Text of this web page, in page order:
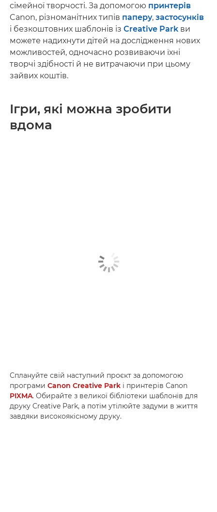
сімейної творчості. За допомогою принтерів
Canon, різноманітних типів паперу, застосунків
і безкоштовних шаблонів із Creative Park ви
можете надихнути дітей на дослідження нових
можливостей, одночасно розвиваючи їхні
творчі здібності й не витрачаючи при цьому
зайвих коштів.
Ігри, які можна зробити
вдома
Сплануйте свій наступний проєкт за допомогою
програми Canon Creative Park і принтерів Canon
PIXMA. Обирайте з великої бібліотеки шаблонів для
друку Creative Park, а потім утілюйте задуми в життя
завдяки високоякісному друку.